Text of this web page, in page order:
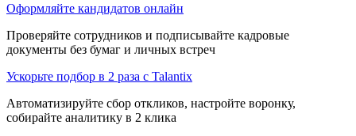
Оформляйте кандидатов онлайн
Проверяйте сотрудников и подписывайте кадровые
документы без бумаг и личных встреч
Ускорьте подбор в 2 раза с Talantix
Автоматизируйте сбор откликов, настройте воронку,
собирайте аналитику в 2 клика